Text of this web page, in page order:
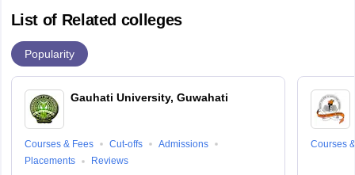
List of Related colleges
Popularity
Gauhati University, Guwahati
Courses & Fees Cut-offs
Admissions
Placements
Reviews
Courses